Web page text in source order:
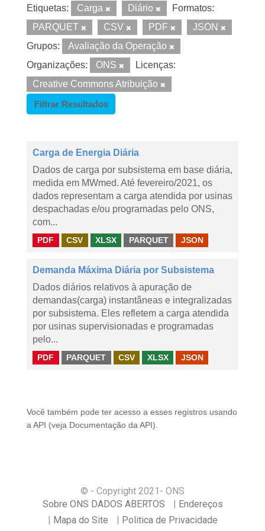
Etiquetas: Carga Diário
Formatos:
PARQUET
CSV PDF
JSON
Grupos:
Avaliação da Operação
Organizações:
ONS
Licenças:
Creative Commons Atribuição
Filtrar Resultados
Carga de Energia Diária
Dados de carga por subsistema em base diária,
medida em MWmed. Até fevereiro/2021, os
dados representam a carga atendida por usinas
despachadas e/ou programadas pelo ONS,
com...
PDF CSV XLSX PARQUET JSON
Demanda Máxima Diária por Subsistema
Dados diários relativos à apuração de
demandas(carga) instantâneas e integralizadas
por subsistema. Eles refletem a carga atendida
por usinas supervisionadas e programadas
pelo...
PDF PARQUET CSV XLSX JSON
Você também pode ter acesso a esses registros usando
a API (veja Documentação da API ).
© - Copyright 2021 - ONS
Sobre ONS DADOS ABERTOS
Endereços
Mapa do Site
Politica de Privacidade